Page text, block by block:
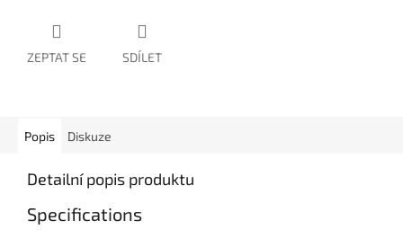
ZEPTAT SE SDÍLET
Popis Diskuze
Detailní popis produktu
Specifications